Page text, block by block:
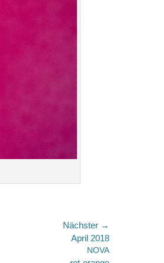
Nächster →
April 2018
NOVA